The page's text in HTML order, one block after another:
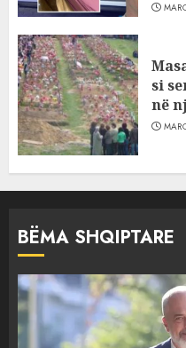
si
në
BËMA SHQIPTARE